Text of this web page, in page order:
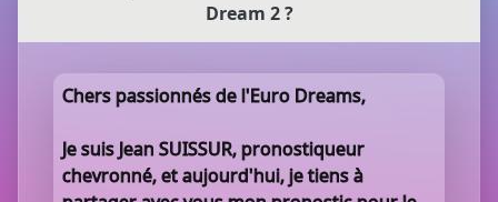
Dream 2 ?
Chers passionnés de l'Euro Dreams,
Je suis Jean SUISSUR, pronostiqueur
chevronné, et aujourd'hui, je tiens à